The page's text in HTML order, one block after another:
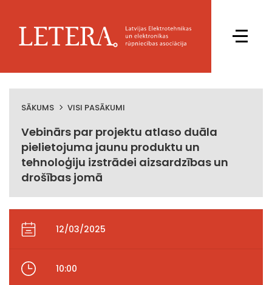
SĀKUMS VISI PASĀKUMI
Vebinārs par projektu atlaso duāla
pielietojuma jaunu produktu un
tehnoloģiju izstrādei aizsardzības un
drošības jomā
12/03/2025
10:00